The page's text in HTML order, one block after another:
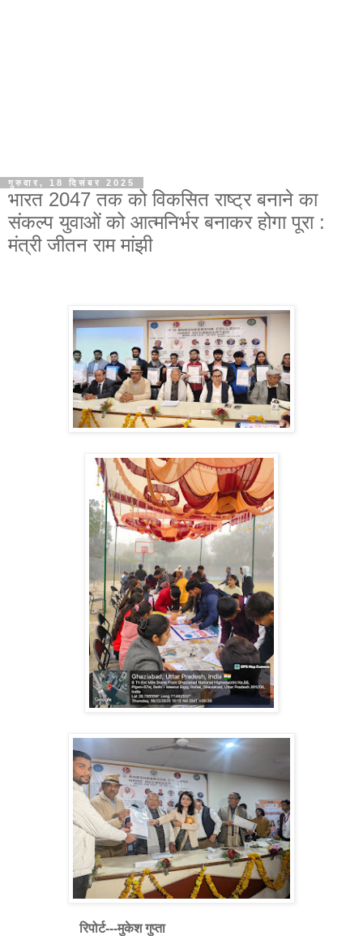
गुरुवार, 18 दिसंबर 2025
भारत 2047 तक को विकसित राष्ट्र बनाने का
संकल्प युवाओं को आत्मनिर्भर बनाकर होगा पूरा :
मंत्री जीतन राम मांझी
रिपोर्ट---मुकेश गुप्ता